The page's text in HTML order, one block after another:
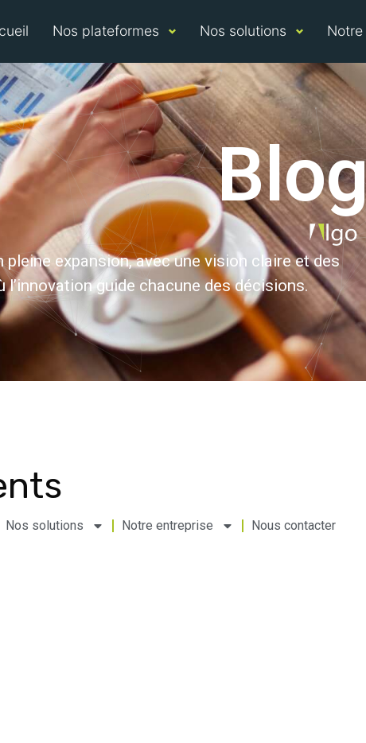
Nos plateformes Nos solutions
expansion, avec une vision claire et des
guide chacune des décisions.
Nos solutions Notre entreprise Nous contacter